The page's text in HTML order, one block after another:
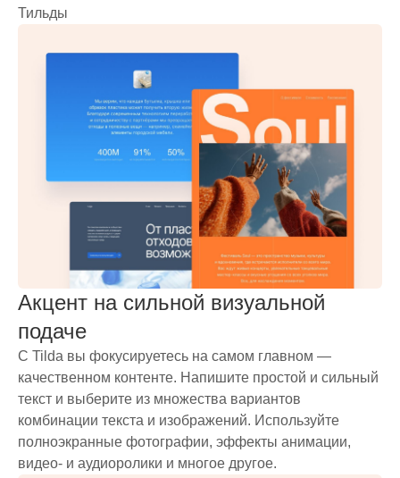
Тильды
Акцент на сильной визуальной
подаче
С Tilda вы фокусируетесь на самом главном —
качественном контенте. Напишите простой и сильный
текст и выберите из множества вариантов
комбинации текста и изображений. Используйте
полноэкранные фотографии, эффекты анимации,
видео- и аудиоролики и многое другое.